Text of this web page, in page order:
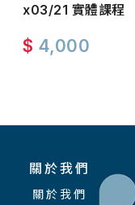
x03/21 實體課程
$ 4,000
關於我們
關於我們